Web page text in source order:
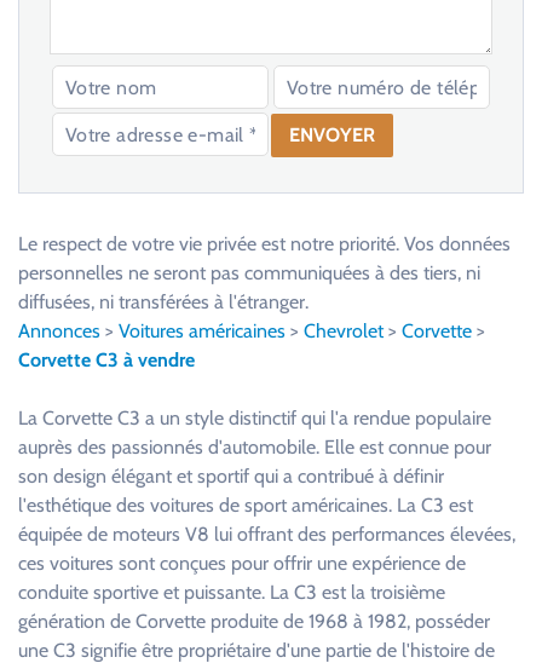
l
a
s
s
e
r
c
e
Le respect de votre vie privée est notre priorité. Vos données
personnelles ne seront pas communiquées à des tiers, ni
diffusées, ni transférées à l'étranger.
Annonces > Voitures américaines > Chevrolet> Corvette >
Corvette C3 à vendre
La Corvette C3 a un style distinctif qui l'a rendue populaire
auprès des passionnés d'automobile. Elle est connue pour
son design élégant et sportif qui a contribué à définir
l'esthétique des voitures de sport américaines. La C3 est
équipée de moteurs V8 lui offrant des performances élevées,
ces voitures sont conçues pour offrir une expérience de
conduite sportive et puissante. La C3 est la troisième
génération de Corvette produite de 1968 à 1982, posséder
une C3 signifie être propriétaire d'une partie de l'histoire de